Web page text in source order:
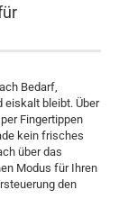
Bedarf,
eiskalt bleibt. Über
Fingertippen
kein frisches
über das
Modus für Ihren
den